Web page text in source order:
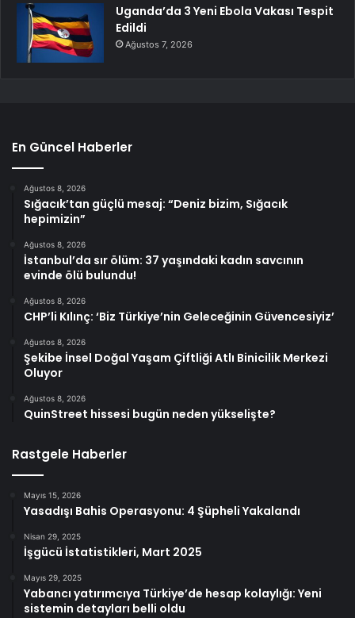
Uganda’da 3 Yeni Ebola Vakası Tespit
Edildi
Ağustos 7, 2026
En Güncel Haberler
Ağustos 8, 2026
Sığacık’tan güçlü mesaj: “Deniz bizim, Sığacık
hepimizin”
Ağustos 8, 2026
İstanbul’da sır ölüm: 37 yaşındaki kadın savcının
evinde ölü bulundu!
Ağustos 8, 2026
CHP’li Kılınç: ‘Biz Türkiye’nin Geleceğinin Güvencesiyiz’
Ağustos 8, 2026
Şekibe İnsel Doğal Yaşam Çiftliği Atlı Binicilik Merkezi
Oluyor
Ağustos 8, 2026
QuinStreet hissesi bugün neden yükselişte?
Rastgele Haberler
Mayıs 15, 2026
Yasadışı Bahis Operasyonu: 4 Şüpheli Yakalandı
Nisan 29, 2025
İşgücü İstatistikleri, Mart 2025
Mayıs 29, 2025
Yabancı yatırımcıya Türkiye’de hesap kolaylığı: Yeni
sistemin detayları belli oldu